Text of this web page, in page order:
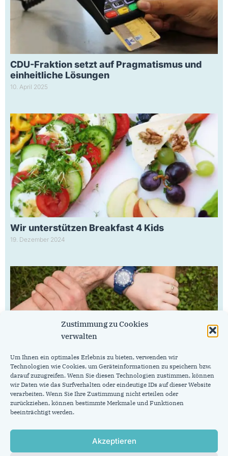
Zustimmung zu Cookies
verwalten
Um Ihnen ein optimales Erlebnis zu bieten, verwenden wir
Technologien wie Cookies, um Geräteinformationen zu speichern bzw.
darauf zuzugreifen. Wenn Sie diesen Technologien zustimmen, können
wir Daten wie das Surfverhalten oder eindeutige IDs auf dieser Website
verarbeiten. Wenn Sie Ihre Zustimmung nicht erteilen oder
zurückziehen, können bestimmte Merkmale und Funktionen
beeinträchtigt werden.
Akzeptieren
CDU-Fraktion setzt auf Pragmatismus und
einheitliche Lösungen
10. April 2025
Wir unterstützen Breakfast 4 Kids
19. Dezember 2024
Wir stehen geschlossen hinter den sozialen
Trägern in unserer Stadt
5. Dezember 2024
CDU-Fraktion im Rat der Stadt Aachen